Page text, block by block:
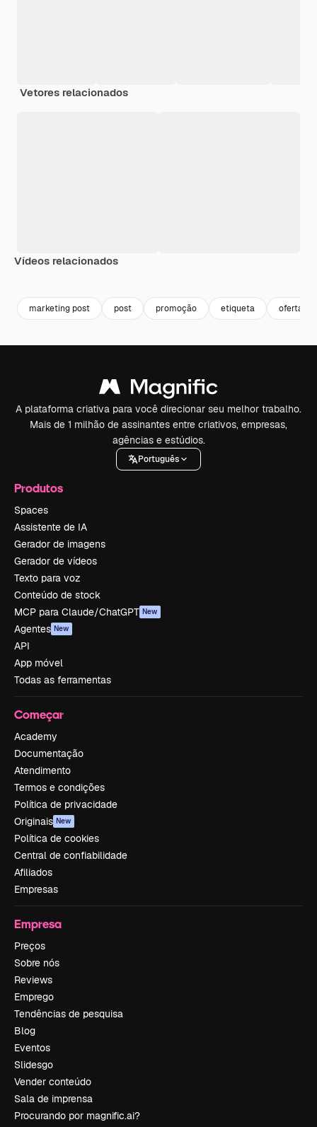
Vetores relacionados
Vídeos relacionados
marketing post post promoção etiqueta oferta
A plataforma criativa para você direcionar seu melhor trabalho.
Mais de 1 milhão de assinantes entre criativos, empresas,
agências e estúdios.
Português
Produtos
Spaces
Assistente de IA
Gerador de imagens
Gerador de vídeos
Texto para voz
Conteúdo de stock
MCP para Claude/ChatGPT New
Agentes New
API
App móvel
Todas as ferramentas
Começar
Academy
Documentação
Atendimento
Termos e condições
Política de privacidade
Originais New
Política de cookies
Central de confiabilidade
Afiliados
Empresas
Empresa
Preços
Sobre nós
Reviews
Emprego
Tendências de pesquisa
Blog
Eventos
Slidesgo
Vender conteúdo
Sala de imprensa
Procurando por magnific.ai?